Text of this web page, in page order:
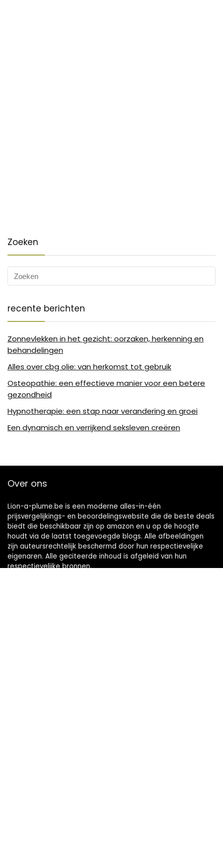
Zoeken
recente berichten
Zonnevlekken in het gezicht: oorzaken, herkenning en
behandelingen
Alles over cbg olie: van herkomst tot gebruik
Osteopathie: een effectieve manier voor een betere
gezondheid
Hypnotherapie: een stap naar verandering en groei
Een dynamisch en verrijkend seksleven creëren
Over ons
Lion-a-plume.be is een moderne alles-in-één
prijsvergelijkings- en beoordelingswebsite die de beste deals
biedt die beschikbaar zijn op amazon en u op de hoogte
houdt via de laatst toegevoegde blogs. Alle afbeeldingen
zijn auteursrechtelijk beschermd door hun respectievelijke
eigenaren. Alle geciteerde inhoud is afgeleid van hun
respectievelijke bronnen.